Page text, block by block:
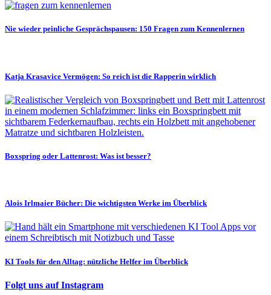
Nie wieder peinliche Gesprächspausen: 150 Fragen zum Kennenlernen
Katja Krasavice Vermögen: So reich ist die Rapperin wirklich
Boxspring oder Lattenrost: Was ist besser?
Alois Irlmaier Bücher: Die wichtigsten Werke im Überblick
KI Tools für den Alltag: nützliche Helfer im Überblick
Folgt uns auf Instagram